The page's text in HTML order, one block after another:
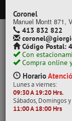
Coronel
Manuel Montt 871,
413 832 822
Código Postal:
Con
Compra online
Horario
Lunes a viernes:
09:30 A 19:20 Hrs.
Sábados, Domingos
11:00 A 18:00 Hrs
MARCA
NILSA
POR CLASE
DE BILLETES